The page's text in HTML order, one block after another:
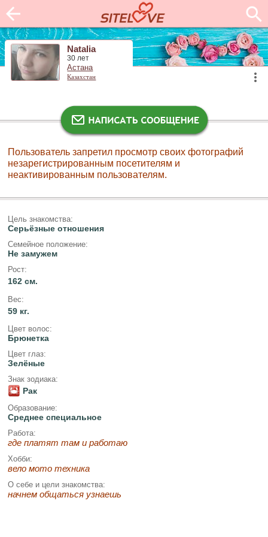
Natalia
30 лет
Астана
Казахстан
Пользователь запретил просмотр своих фотографий
незарегистрированным посетителям и
неактивированным пользователям.
Цель знакомства:
Серьёзные отношения
Семейное положение:
Не замужем
Рост:
162 см.
Вес:
59 кг.
Цвет волос:
Брюнетка
Цвет глаз:
Зелёные
Знак зодиака:
Рак
Образование:
Среднее специальное
Работа:
где платят там и работаю
Хобби:
вело мото техника
О себе и цели знакомства:
начнем общаться узнаешь